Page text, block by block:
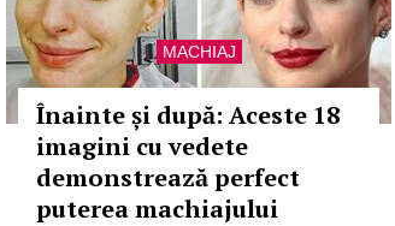
MACHIAJ
Înainte și după: Aceste 18
imagini cu vedete
demonstrează perfect
puterea machiajului